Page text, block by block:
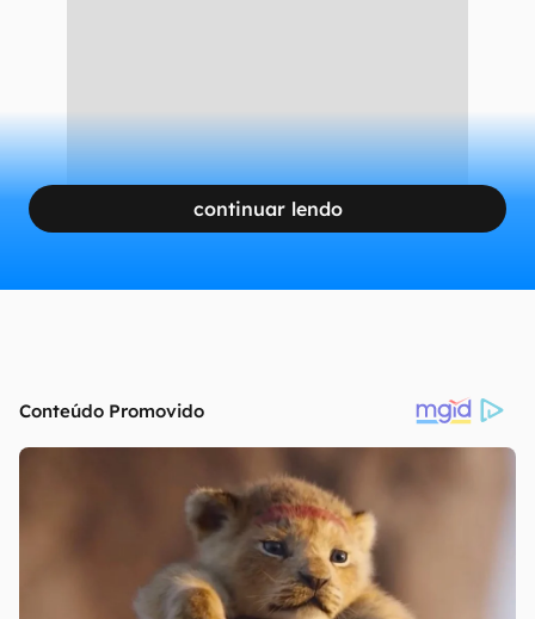
continuar lendo